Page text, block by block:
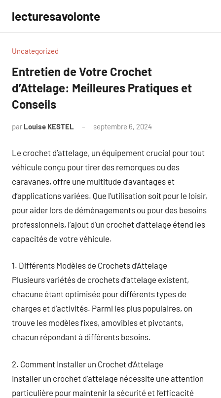
contenu
lecturesavolonte
Uncategorized
Entretien de Votre Crochet
d’Attelage: Meilleures Pratiques et
Conseils
par Louise KESTEL septembre 6, 2024
Le crochet d’attelage, un équipement crucial pour tout
véhicule conçu pour tirer des remorques ou des
caravanes, offre une multitude d’avantages et
d’applications variées. Que l’utilisation soit pour le loisir,
pour aider lors de déménagements ou pour des besoins
professionnels, l’ajout d’un crochet d’attelage étend les
capacités de votre véhicule.
1. Différents Modèles de Crochets d’Attelage
Plusieurs variétés de crochets d’attelage existent,
chacune étant optimisée pour différents types de
charges et d’activités. Parmi les plus populaires, on
trouve les modèles fixes, amovibles et pivotants,
chacun répondant à différents besoins.
2. Comment Installer un Crochet d’Attelage
Installer un crochet d’attelage nécessite une attention
particulière pour maintenir la sécurité et l’efficacité